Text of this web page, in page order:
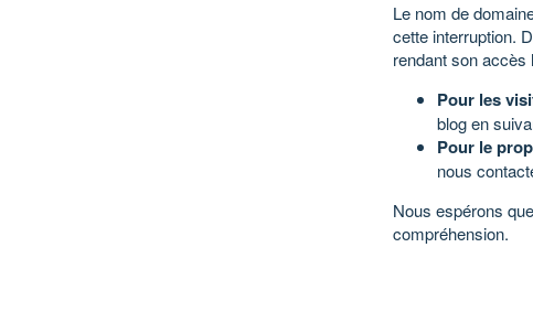
Le nom de
cette interruption.
rendant son accès
Pour les
blog en
Pour le
nous
Nous espérons
compréhension.